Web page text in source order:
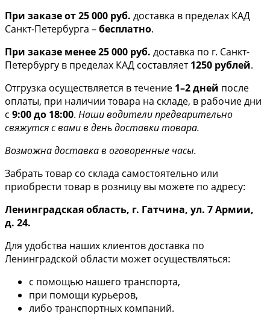
При заказе от 25 000 руб. доставка в пределах КАД
Санкт-Петербурга –бесплатно.
При заказе менее 25 000 руб. доставка по г. Санкт-
Петербургу в пределах КАД составляет1250 рублей.
Отгрузка осуществляется в течение 1–2 дней после
оплаты, при наличии товара на складе, в рабочие дни
с 9:00 до 18:00. Наши водители предварительно
свяжутся с вами в день доставки товара.
Возможна доставка в оговоренные часы.
Забрать товар со склада самостоятельно или
приобрести товар в розницу вы можете по адресу:
Ленинградская область, г. Гатчина, ул. 7 Армии,
д. 24.
Для удобства наших клиентов доставка по
Ленинградской области может осуществляться:
с помощью нашего транспорта,
при помощи курьеров,
либо транспортных компаний.